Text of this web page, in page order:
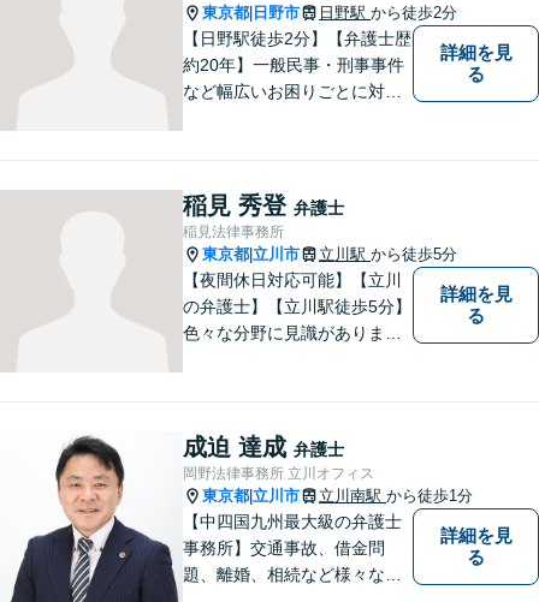
東京都 日野市 日野駅 から徒歩2分
【日野駅徒歩2分】【弁護士歴
約20年】一般民事・刑事事件
など幅広いお困りごとに対応
とつの問題に真剣に向き合
い、最善の解決を目指しま
す。
詳細を見
る
稲見 秀登 弁護士
稲見法律事務所
東京都 立川市 立川駅 から徒歩5分
【夜間休日対応可能】【立川
の弁護士】【立川駅徒歩5分】
色々な分野に見識がありま
詳細を見
る
成迫 達成 弁護士
岡野法律事務所 立川オフィス
東京都 立川市 立川南駅 から徒歩1分
【中四国九州最大級の弁護士
事務所】交通事故、借金問
題、離婚、相続など様々な問
詳細を見
る